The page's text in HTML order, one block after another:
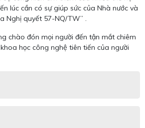
lúc cần có sự giúp sức của Nhà nước và
Nghị quyết 57-NQ/TW” .
chào đón mọi người đến tận mắt chiêm
học công nghệ tiên tiến của người